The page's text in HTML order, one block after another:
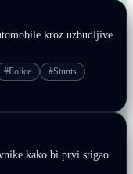
kroz uzbudljive
#Police
#Stunts
kako bi prvi stigao